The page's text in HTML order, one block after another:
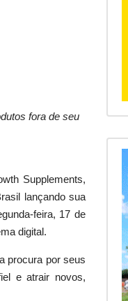
fora de seu
Supplements,
lançando sua
feira, 17 de
digital.
procura por seus
e atrair novos,